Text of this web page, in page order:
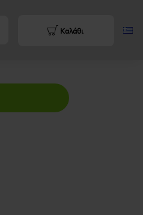
Καλάθι